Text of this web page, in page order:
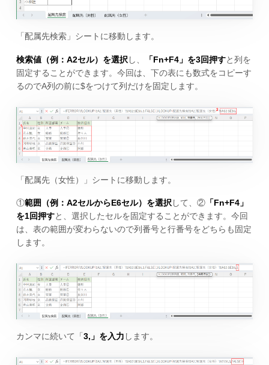
「配属先検索」シートに移動します。
検索値（例：A2セル）を選択 し、 「Fn+F4」を3回押すと列を
固定することができます。今回は、下の表にも数式をコピーす
るのでA列の前に$をつけて列だけを固定します。
「配属先（女性）」シートに移動します。
①範囲（例：A2セルからE6セル）を選択して、②「Fn+F4」
を1回押すと、選択したセルを固定することができます。今回
は、表の範囲が変わらないので列番号と行番号をどちらも固定
します。
カンマに続いて「 3,」を入力 します。